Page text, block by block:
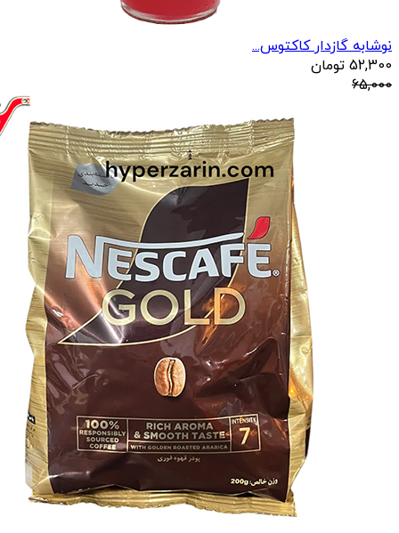
نوشابه گازدار کاکتوس...
52,300 تومان
65,000